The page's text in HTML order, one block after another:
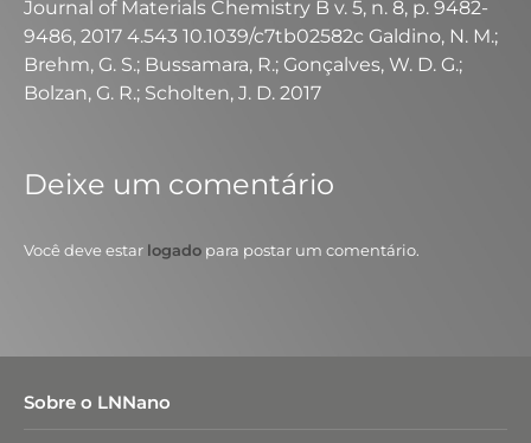
Journal of Materials Chemistry B v. 5, n. 8, p. 9482-
9486, 2017 4.543 10.1039/c7tb02582c Galdino, N. M.;
Brehm, G. S.; Bussamara, R.; Gonçalves, W. D. G.;
Bolzan, G. R.; Scholten, J. D. 2017
Deixe um comentário
Você deve estar logado para postar um comentário.
Sobre o LNNano